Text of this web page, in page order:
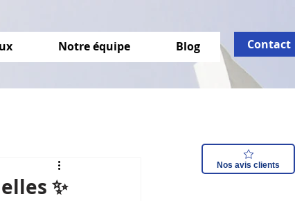
Nos avis clients
Notre équipe Blog Contact
énergétique
✨